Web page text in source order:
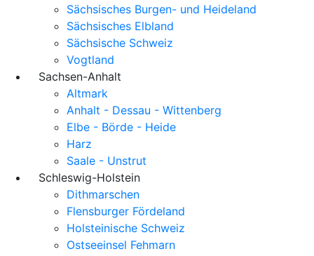
Sächsisches Burgen- und Heideland
Sächsisches Elbland
Sächsische Schweiz
Vogtland
Sachsen-Anhalt
Altmark
Anhalt - Dessau - Wittenberg
Elbe - Börde - Heide
Harz
Saale - Unstrut
Schleswig-Holstein
Dithmarschen
Flensburger Fördeland
Holsteinische Schweiz
Ostseeinsel Fehmarn